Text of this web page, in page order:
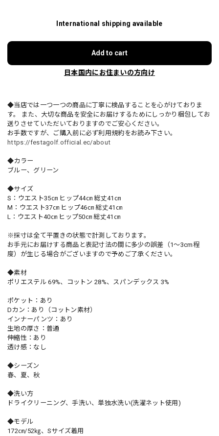
International shipping available
Add to cart
日本国内にお住まいの方向け
◆当店では一つ一つの商品に丁寧に検品することを心がけておりま
す。 また、大切な商品を安全にお届けするためにしっかり梱包してお
送りさせていただいておりますのでご安心ください。
お手数ですが、ご購入前に必ず利用規約をお読み下さい。
https://festagolf.official.ec/about
◆カラー
ブルー、グリーン
◆サイズ
S：ウエスト35㎝ ヒップ44㎝ 総丈41㎝
M：ウエスト37㎝ ヒップ46㎝ 総丈41㎝
L：ウエスト40㎝ ヒップ50㎝ 総丈41㎝
※採寸は全て平置きの状態で計測しております。
お手元にお届けする商品と表記寸法の間に多少の誤差（1～3cm程
度）が生じる場合がございますので予めご了承ください。
◆素材
ポリエステル 69%、コットン 28%、スパンデックス 3%
ポケット：あり
Dカン：あり（コットン素材）
インナーパンツ：あり
生地の厚さ：普通
伸縮性：あり
透け感：なし
◆シーズン
春、夏、秋
◆洗い方
ドライクリーニング、手洗い、単独水洗い(洗濯ネット使用)
◆モデル
172㎝/52㎏、Sサイズ着用